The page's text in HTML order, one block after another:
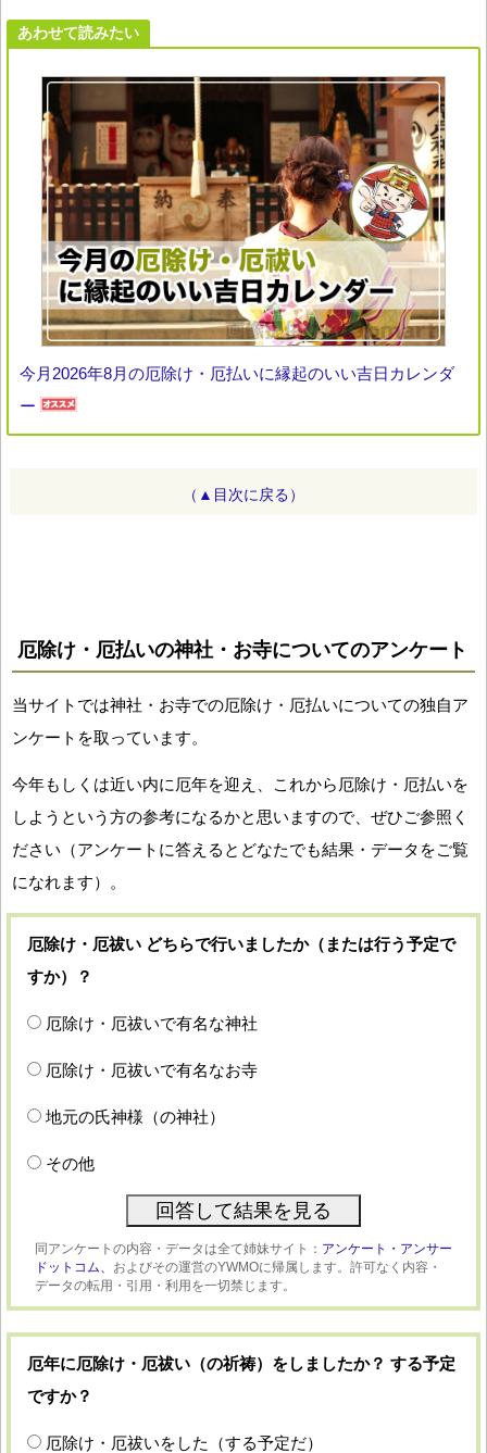
あわせて読みたい
今月2026年8月の厄除け・厄払いに縁起のいい吉日カレンダ
ー
（▲目次に戻る）
厄除け・厄払いの神社・お寺についてのアンケート
当サイトでは神社・お寺での厄除け・厄払いについての独自ア
ンケートを取っています。
今年もしくは近い内に厄年を迎え、これから厄除け・厄払いを
しようという方の参考になるかと思いますので、ぜひご参照く
ださい（アンケートに答えるとどなたでも結果・データをご覧
になれます）。
厄除け・厄祓い どちらで行いましたか（または行う予定で
すか）？
厄除け・厄祓いで有名な神社
厄除け・厄祓いで有名なお寺
地元の氏神様（の神社）
その他
同アンケートの内容・データは全て姉妹サイト： アンケート・アンサー
ドットコム、 およびその運営のYWMOに帰属します。許可なく内容・
データの転用・引用・利用を一切禁じます。
厄年に厄除け・厄祓い（の祈祷）をしましたか？ する予定
ですか？
厄除け・厄祓いをした（する予定だ）